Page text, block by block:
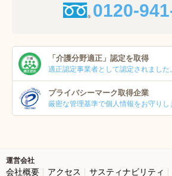
0120-
「介護分野適正」 認定を取得
適正認定事業者として認定されました。
プライバシーマーク取得企業
厳密な管理基準で個人情報をお守りし
運営会社
会社概要 アクセス サスティナビリティ